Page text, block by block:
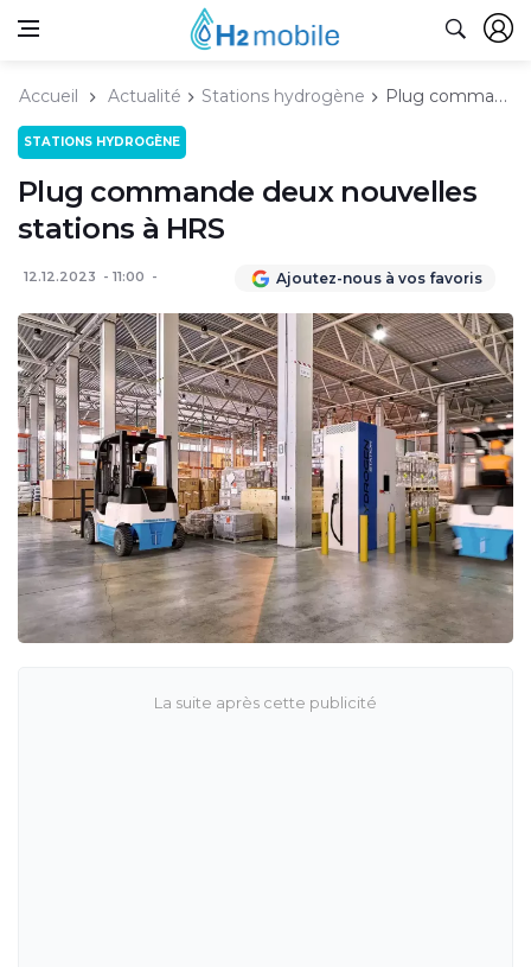
Accueil Actualité Stations hydrogène Plug commande deux nouvelles stations à HRS
STATIONS HYDROGÈNE
Plug commande deux nouvelles
stations à HRS
12.12.2023 11:00 Ajoutez-nous à vos favoris